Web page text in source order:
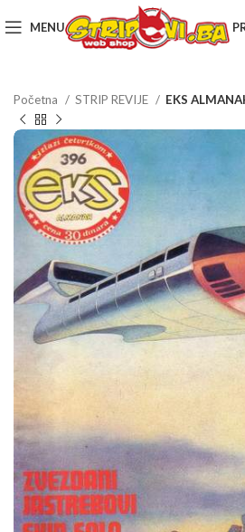
MENU
Početna STRIP REVIJE EKS